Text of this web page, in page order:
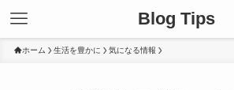
Blog Tips
ホーム 生活を豊かに 気になる情報